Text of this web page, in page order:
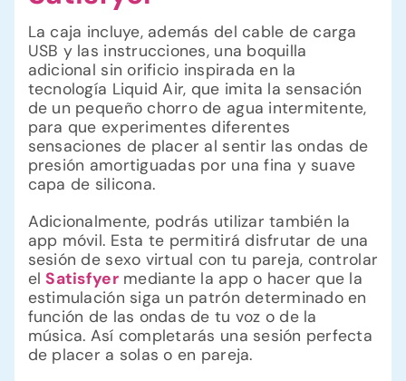
La caja incluye, además del cable de carga
USB y las instrucciones, una boquilla
adicional sin orificio inspirada en la
tecnología Liquid Air, que imita la sensación
de un pequeño chorro de agua intermitente,
para que experimentes diferentes
sensaciones de placer al sentir las ondas de
presión amortiguadas por una fina y suave
capa de silicona.
Adicionalmente, podrás utilizar también la
app móvil. Esta te permitirá disfrutar de una
sesión de sexo virtual con tu pareja, controlar
elSatisfyermediante la app o hacer que la
estimulación siga un patrón determinado en
función de las ondas de tu voz o de la
música. Así completarás una sesión perfecta
de placer a solas o en pareja.